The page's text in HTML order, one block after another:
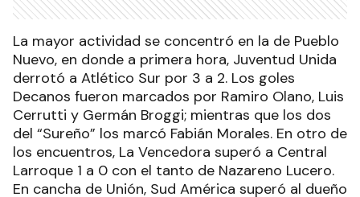
La mayor actividad se concentró en la de Pueblo
Nuevo, en donde a primera hora, Juventud Unida
derrotó a Atlético Sur por 3 a 2. Los goles
Decanos fueron marcados por Ramiro Olano, Luis
Cerrutti y Germán Broggi; mientras que los dos
del “Sureño” los marcó Fabián Morales. En otro de
los encuentros, La Vencedora superó a Central
Larroque 1 a 0 con el tanto de Nazareno Lucero.
En cancha de Unión, Sud América superó al dueño